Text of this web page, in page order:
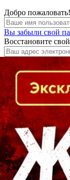
Добро
Вы забыли свой
Восстановите
Кто есть кто в